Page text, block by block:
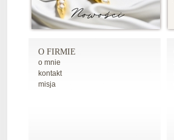
O FIRMIE
o mnie
kontakt
misja